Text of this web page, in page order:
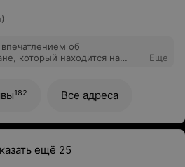
об
который находится на
международная
Лимуд Беларусь 2019.
съехалось более 500
на конференции была
как среди участников было
из ресторана, от которых
за эти дни: "Если
Еще
182 Все адреса
ещё 25